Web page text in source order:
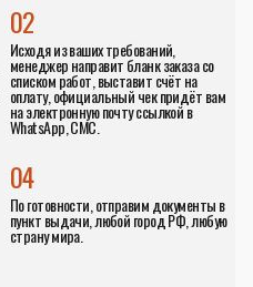
02
Исходя из ваших требований,
менеджер направит бланк заказа со
списком работ, выставит счёт на
оплату, официальный чек придёт вам
на электронную почту ссылкой в
WhatsApp, СМС.
04
По готовности, отправим документы в
пункт выдачи, любой город РФ, любую
страну мира.